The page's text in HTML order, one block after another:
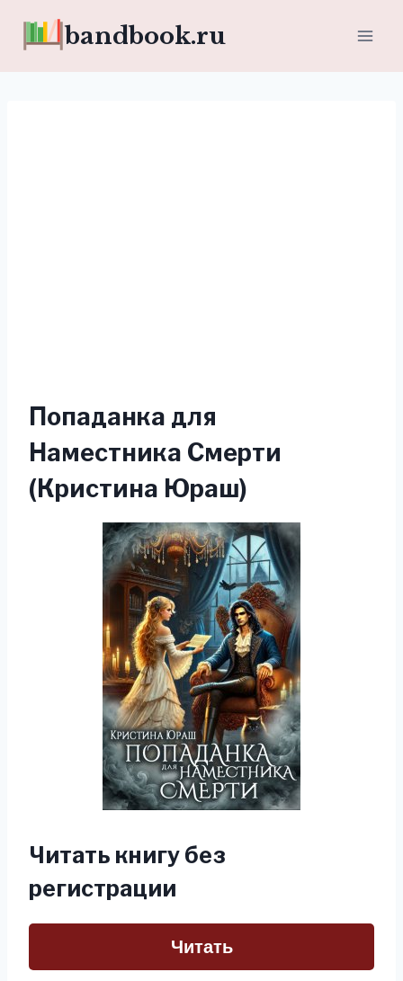
bandbook.ru
Попаданка для
Наместника Смерти
(Кристина Юраш)
Читать книгу без
регистрации
Читать